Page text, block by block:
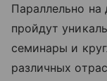
Параллельно
пройдут
семинары и
различных